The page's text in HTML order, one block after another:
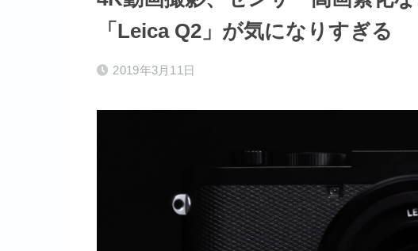
「Leica Q2」が気になりすぎる
2019年3月11日